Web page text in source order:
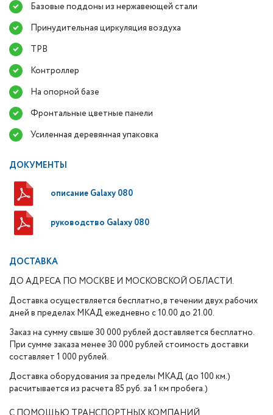
Базовые поддоны из нержавеющей стали
Принудительная циркуляция воздуха
ТРВ
Контроллер
На опорной базе
Фронтальные цветные панели
Усиленная деревянная упаковка
ДОКУМЕНТЫ
описание Galaxy 080
руководство Galaxy 080
ДОСТАВКА
ДО АДРЕСА ПО МОСКВЕ И МОСКОВСКОЙ ОБЛАСТИ.
Доставка осуществляется бесплатно, в течении двух рабочих
дней в пределах МКАД ежедневно с 10.00 до 21.00.
Заказ на сумму свыше 30 000 рублей доставляется бесплатно.
При сумме заказа менее 30 000 рублей стоимость доставки
составляет 1 000 рублей.
Доставка оборудования за пределы МКАД (до 100 км.)
расчитывается из расчета 85 руб. за 1 км пробега.)